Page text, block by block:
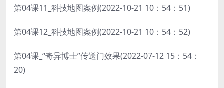
第04课11_科技地图案例(2022-10-21 10：54：51)
第04课12_科技地图案例(2022-10-21 10：54：52)
第04课_“奇异博士”传送门效果(2022-07-12 15：54：
20)